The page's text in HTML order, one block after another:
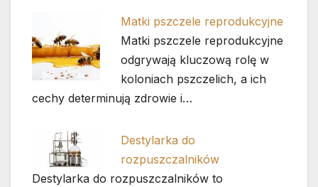
Matki pszczele reprodukcyjne
Matki pszczele reprodukcyjne
odgrywają kluczową rolę w
koloniach pszczelich, a ich
cechy determinują zdrowie i…
Destylarka do
rozpuszczalników
Destylarka do rozpuszczalników to